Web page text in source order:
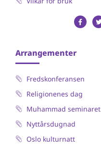
Arrangementer
Fredskonferansen
Religionenes dag
Muhammad seminaret
Nyttårsdugnad
Oslo kulturnatt